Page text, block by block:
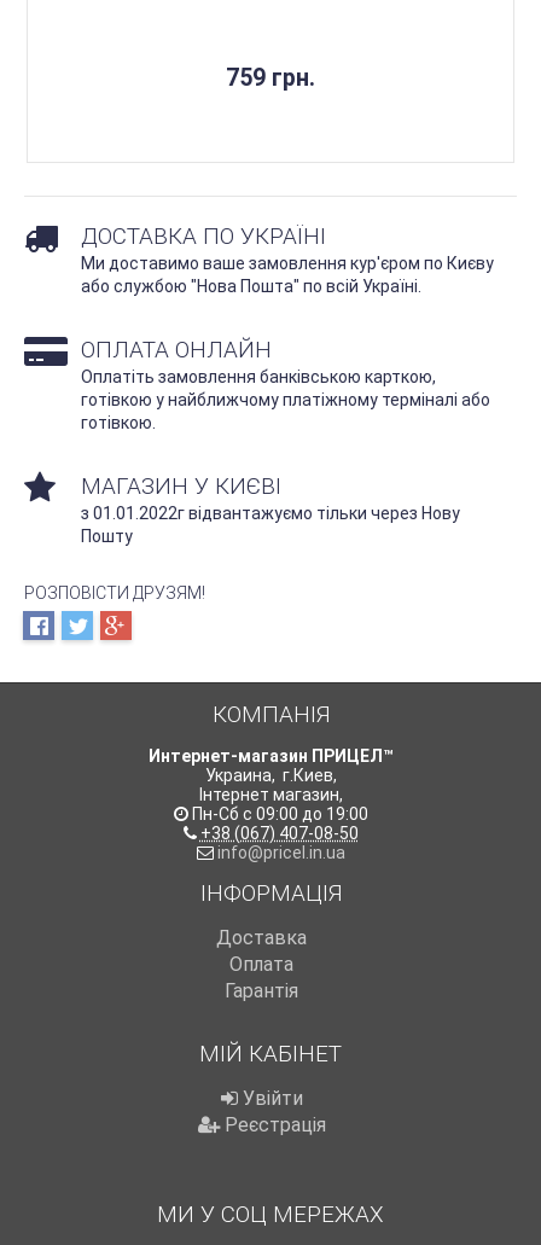
759 грн.
ДОСТАВКА ПО УКРАЇНІ
Ми доставимо ваше замовлення кур'єром по Києву
або службою "Нова Пошта" по всій Україні.
ОПЛАТА ОНЛАЙН
Оплатіть замовлення банківською карткою,
готівкою у найближчому платіжному терміналі або
готівкою.
МАГАЗИН У КИЄВІ
з 01.01.2022г відвантажуємо тільки через Нову
Пошту
РОЗПОВІСТИ ДРУЗЯМ!
КОМПАНІЯ
Интернет-магазин ПРИЦЕЛ™
Украина, г.Киев,
Інтернет магазин,
Пн-Сб с 09:00 до 19:00
+38 (067) 407-08-50
info@pricel.in.ua
ІНФОРМАЦІЯ
Доставка
Оплата
Гарантія
МІЙ КАБІНЕТ
Увійти
Реєстрація
МИ У СОЦ МЕРЕЖАХ